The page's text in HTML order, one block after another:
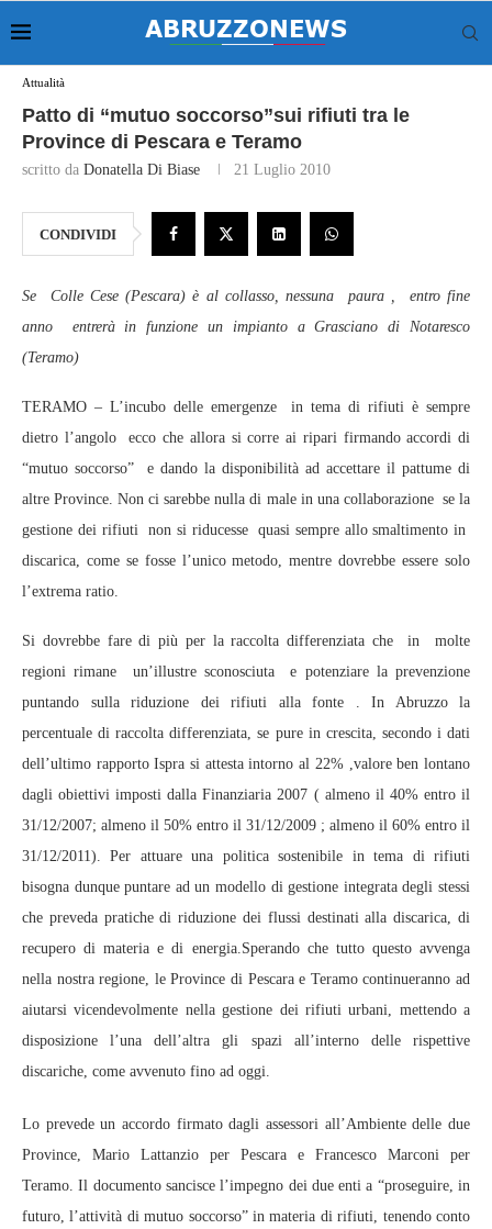
Attualità
Patto di “mutuo soccorso”sui rifiuti tra le
Province di Pescara e Teramo
scritto da Donatella Di Biase 21 Luglio 2010
CONDIVIDI
Se Colle Cese (Pescara) è al collasso, nessuna paura , entro fine
anno entrerà in funzione un impianto a Grasciano di Notaresco
(Teramo)
TERAMO – L’incubo delle emergenze in tema di rifiuti è sempre
dietro l’angolo ecco che allora si corre ai ripari firmando accordi di
“mutuo soccorso” e dando la disponibilità ad accettare il pattume di
altre Province. Non ci sarebbe nulla di male in una collaborazione se la
gestione dei rifiuti non si riducesse quasi sempre allo smaltimento in
discarica, come se fosse l’unico metodo, mentre dovrebbe essere solo
l’extrema ratio.
Si dovrebbe fare di più per la raccolta differenziata che in molte
regioni rimane un’illustre sconosciuta e potenziare la prevenzione
puntando sulla riduzione dei rifiuti alla fonte . In Abruzzo la
percentuale di raccolta differenziata, se pure in crescita, secondo i dati
dell’ultimo rapporto Ispra si attesta intorno al 22% ,valore ben lontano
dagli obiettivi imposti dalla Finanziaria 2007 ( almeno il 40% entro il
31/12/2007; almeno il 50% entro il 31/12/2009 ; almeno il 60% entro il
31/12/2011). Per attuare una politica sostenibile in tema di rifiuti
bisogna dunque puntare ad un modello di gestione integrata degli stessi
che preveda pratiche di riduzione dei flussi destinati alla discarica, di
recupero di materia e di energia.Sperando che tutto questo avvenga
nella nostra regione, le Province di Pescara e Teramo continueranno ad
aiutarsi vicendevolmente nella gestione dei rifiuti urbani, mettendo a
disposizione l’una dell’altra gli spazi all’interno delle rispettive
discariche, come avvenuto fino ad oggi.
Lo prevede un accordo firmato dagli assessori all’Ambiente delle due
Province, Mario Lattanzio per Pescara e Francesco Marconi per
Teramo. Il documento sancisce l’impegno dei due enti a “proseguire, in
futuro, l’attività di mutuo soccorso” in materia di rifiuti, tenendo conto